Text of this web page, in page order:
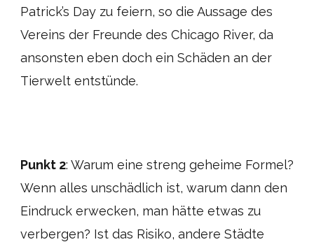
Patrick’s Day zu feiern, so die Aussage des
Vereins der Freunde des Chicago River, da
ansonsten eben doch ein Schäden an der
Tierwelt entstünde.
Punkt 2: Warum eine streng geheime Formel?
Wenn alles unschädlich ist, warum dann den
Eindruck erwecken, man hätte etwas zu
verbergen? Ist das Risiko, andere Städte